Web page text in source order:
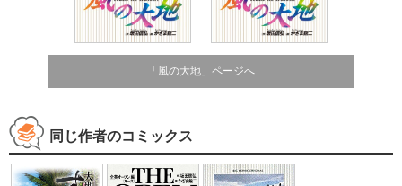
「風の大地」ページへ
同じ作者のコミックス